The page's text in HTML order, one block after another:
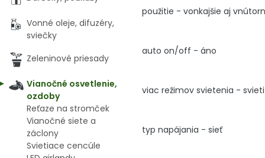
použitie - vonkajšie aj
auto on/off - áno
viac režimov svietenia - svieti
typ napájania - sieť
Vonné oleje, difuzéry,
sviečky
Zeleninové priesady
Vianočné osvetlenie,
ozdoby
Reťaze na stromček
Vianočné siete a
záclony
Svietiace cencúle